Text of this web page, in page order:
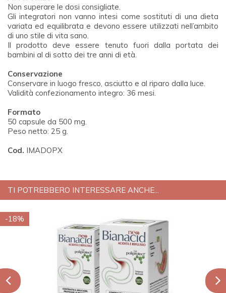
Non superare le dosi consigliate.
Gli integratori non vanno intesi come sostituti di una dieta
variata ed equilibrata e devono essere utilizzati nell’ambito
di uno stile di vita sano.
Il prodotto deve essere tenuto fuori dalla portata dei
bambini al di sotto dei tre anni di età.
Conservazione
Conservare in luogo fresco, asciutto e al riparo dalla luce.
Validità confezionamento integro: 36 mesi.
Formato
50 capsule da 500 mg.
Peso netto: 25 g.
Cod. IMADOPX
TI POTREBBERO INTERESSARE ANCHE...
-18%